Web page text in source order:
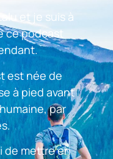
et je suis à
ce podcast
est née de
à pied avant
par
de mettre en